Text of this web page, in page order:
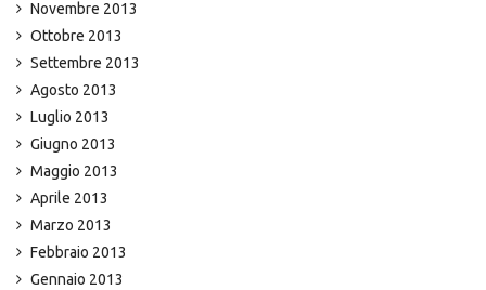
Novembre 2013
Ottobre 2013
Settembre 2013
Agosto 2013
Luglio 2013
Giugno 2013
Maggio 2013
Aprile 2013
Marzo 2013
Febbraio 2013
Gennaio 2013